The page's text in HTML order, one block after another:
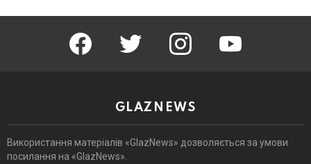
facebook twitter instagram youtube
GLAZNEWS
Використання матеріалів «GlazNews» дозволяється за умови
посилання на «GlazNews».